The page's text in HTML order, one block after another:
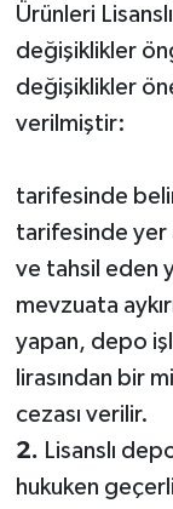
Ürünleri
değişiklikler
değişiklikler
tarifesinde
tarifesinde yer
ve tahsil eden
mevzuata
yapan, depo
lirasından bir
2. Lisanslı
hukuken